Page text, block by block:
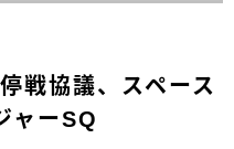
戦協議、スペース
ャーSQ